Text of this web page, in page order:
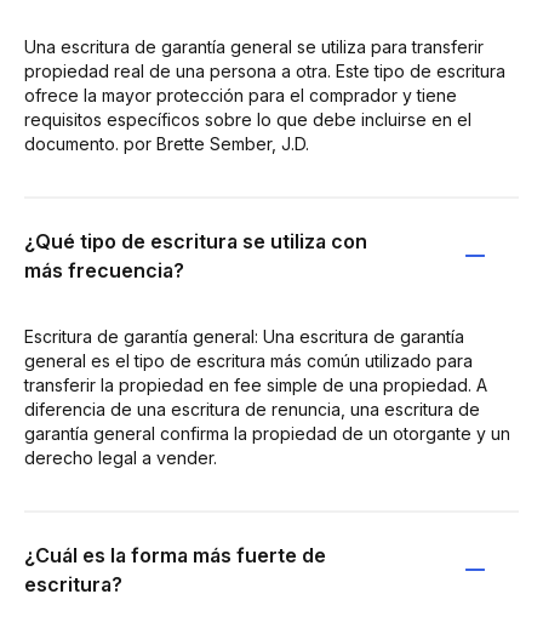
Una escritura de garantía general se utiliza para transferir
propiedad real de una persona a otra. Este tipo de escritura
ofrece la mayor protección para el comprador y tiene
requisitos específicos sobre lo que debe incluirse en el
documento. por Brette Sember, J.D.
¿Qué tipo de escritura se utiliza con
más frecuencia?
Escritura de garantía general: Una escritura de garantía
general es el tipo de escritura más común utilizado para
transferir la propiedad en fee simple de una propiedad. A
diferencia de una escritura de renuncia, una escritura de
garantía general confirma la propiedad de un otorgante y un
derecho legal a vender.
¿Cuál es la forma más fuerte de
escritura?